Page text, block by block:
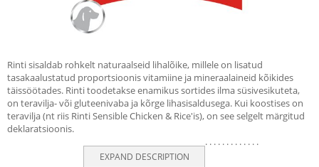
Rinti sisaldab rohkelt naturaalseid lihalõike, millele on lisatud
tasakaalustatud proportsioonis vitamiine ja mineraalaineid kõikides
täissöötades. Rinti toodetakse enamikus sortides ilma süsivesikuteta,
on teravilja- või gluteenivaba ja kõrge lihasisaldusega. Kui koostises on
teravilja (nt riis Rinti Sensible Chicken & Rice'is), on see selgelt märgitud
deklaratsioonis.
EXPAND DESCRIPTION
. . . . . . . . . . . . .